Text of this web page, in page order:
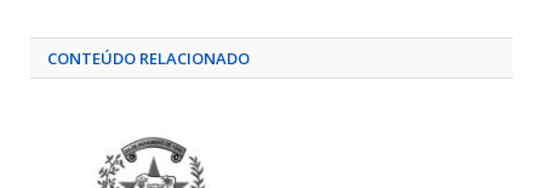
CONTEÚDO RELACIONADO